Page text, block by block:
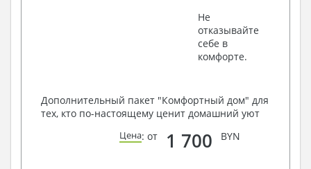
Не
отказывайте
себе в
комфорте.
Дополнительный пакет "Комфортный дом" для
тех, кто по-настоящему ценит домашний уют
Цена: от 1 700 BYN